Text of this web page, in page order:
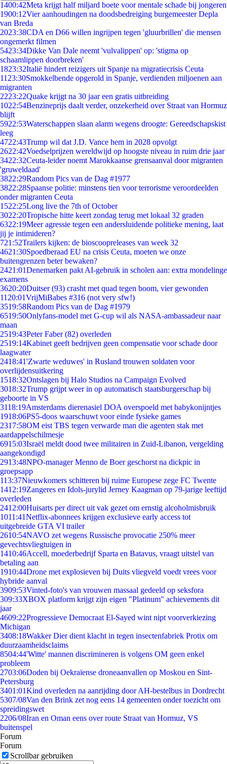
1400:42Meta krijgt half miljard boete voor mentale schade bij jongeren
1900:12Vier aanhoudingen na doodsbedreiging burgemeester Depla
van Breda
2023:38CDA en D66 willen ingrijpen tegen 'gluurbrillen' die mensen
ongemerkt filmen
5423:34Dikke Van Dale neemt 'vulvalippen' op: 'stigma op
schaamlippen doorbreken'
1823:32Italië hindert reizigers uit Spanje na migratiecrisis Ceuta
11 23:30Smokkelbende opgerold in Spanje, verdienden miljoenen aan
migranten
2223:22Quake krijgt na 30 jaar een gratis uitbreiding
1022:54Benzineprijs daalt verder, onzekerheid over Straat van Hormuz
blijft
5922:53Waterschappen slaan alarm wegens droogte: Gereedschapskist
leeg
4722:43Trump wil dat J.D. Vance hem in 2028 opvolgt
2622:42Voedselprijzen wereldwijd op hoogste niveau in ruim drie jaar
3422:32Ceuta-leider noemt Marokkaanse grensaanval door migranten
'gruweldaad'
3822:29Random Pics van de Dag #1977
3822:28Spaanse politie: minstens tien voor terrorisme veroordeelden
onder migranten Ceuta
1522:25Long live the 7th of October
3022:20Tropische hitte keert zondag terug met lokaal 32 graden
6322:19Meer agressie tegen een andersluidende politieke mening, laat
jij je intimideren?
721:52Trailers kijken: de bioscoopreleases van week 32
4621:30Spoedberaad EU na crisis Ceuta, moeten we onze
buitengrenzen beter bewaken?
2421:01Denemarken pakt AI-gebruik in scholen aan: extra mondelinge
examens
3620:20Duitser (93) crasht met quad tegen boom, vier gewonden
11 20:01VrijMiBabes #316 (not very sfw!)
3519:58Random Pics van de Dag #1979
6519:50Onlyfans-model met G-cup wil als NASA-ambassadeur naar
maan
2519:43Peter Faber (82) overleden
2519:14Kabinet geeft bedrijven geen compensatie voor schade door
laagwater
2418:41'Zwarte weduwes' in Rusland trouwen soldaten voor
overlijdensuitkering
1518:32Ontslagen bij Halo Studios na Campaign Evolved
3018:32Trump grijpt weer in op automatisch staatsburgerschap bij
geboorte in VS
3118:19Amsterdams dierenasiel DOA overspoeld met babykonijntjes
1918:06PS5-doos waarschuwt voor einde fysieke games
2317:58OM eist TBS tegen verwarde man die agenten stak met
aardappelschilmesje
6915:03Israël meldt dood twee militairen in Zuid-Libanon, vergelding
aangekondigd
2913:48NPO-manager Menno de Boer geschorst na dickpic in
groepsapp
113:37Nieuwkomers schitteren bij ruime Europese zege FC Twente
1412:19Zangeres en Idols-jurylid Jerney Kaagman op 79-jarige leeftijd
overleden
2412:00Huisarts per direct uit vak gezet om ernstig alcoholmisbruik
1011:41Netflix-abonnees krijgen exclusieve early access tot
uitgebreide GTA VI trailer
2610:54NAVO zet wegens Russische provocatie 250% meer
gevechtsvliegtuigen in
1410:46Accell, moederbedrijf Sparta en Batavus, vraagt uitstel van
betaling aan
1910:44Drone met explosieven bij Duits vliegveld voedt vrees voor
hybride aanval
3909:53Vinted-foto's van vrouwen massaal gedeeld op seksfora
309:33XBOX platform krijgt zijn eigen "Platinum" achievements dit
jaar
4609:22Progressieve Democraat El-Sayed wint nipt voorverkiezing
Michigan
3408:18Wakker Dier dient klacht in tegen insectenfabriek Protix om
duurzaamheidsclaims
8504:44'Witte' mannen discrimineren is volgens OM geen enkel
probleem
2703:06Doden bij Oekraïense droneaanvallen op Moskou en Sint-
Petersburg
3401:01Kind overleden na aanrijding door AH-bestelbus in Dordrecht
5307/08Van den Brink zet nog eens 14 gemeenten onder toezicht om
spreidingswet
2206/08Iran en Oman eens over route Straat van Hormuz, VS
buitenspel
Forum
Forum
Scrollbar gebruiken